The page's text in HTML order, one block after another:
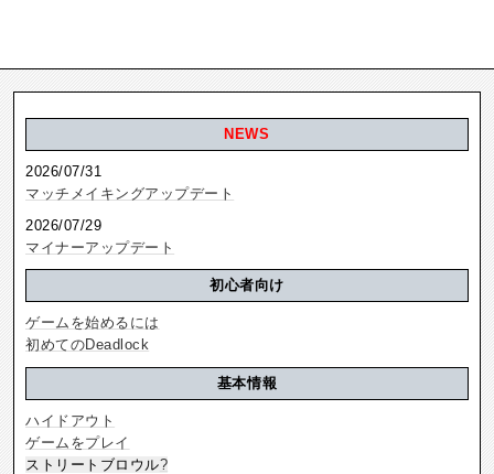
NEWS
2026/07/31
マッチメイキングアップデート
2026/07/29
マイナーアップデート
初心者向け
ゲームを始めるには
初めてのDeadlock
基本情報
ハイドアウト
ゲームをプレイ
ストリートブロウル?